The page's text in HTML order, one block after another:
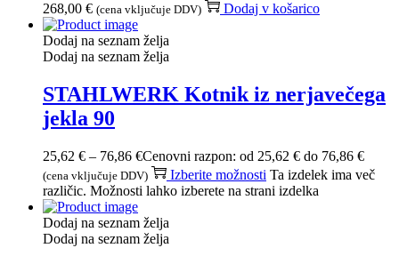
268,00 € (cena vključuje DDV) Dodaj v košarico
Dodaj na seznam želja
Dodaj na seznam želja
STAHLWERK Kotnik iz nerjavečega
jekla 90
25,62 € – 76,86 €Cenovni razpon: od 25,62 € do 76,86 €
(cena vključuje DDV) Izberite možnosti Ta izdelek ima več
različic. Možnosti lahko izberete na strani izdelka
Dodaj na seznam želja
Dodaj na seznam želja